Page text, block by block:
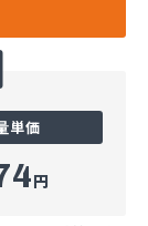
単価
円